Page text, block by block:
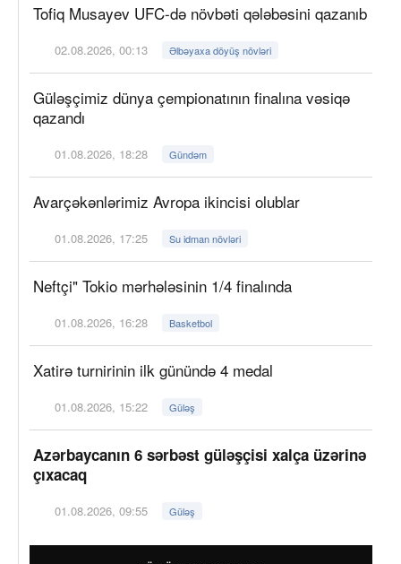
Tofiq Musayev UFC-də növbəti qələbəsini qazanıb
02.08.2026, 00:13 Əlbəyaxa döyüş növləri
Güləşçimiz dünya çempionatının finalına vəsiqə
qazandı
01.08.2026, 18:28 Gündəm
Avarçəkənlərimiz Avropa ikincisi olublar
01.08.2026, 17:25 Su idman növləri
Neftçi" Tokio mərhələsinin 1/4 finalında
01.08.2026, 16:28 Basketbol
Xatirə turnirinin ilk günündə 4 medal
01.08.2026, 15:22 Güləş
Azərbaycanın 6 sərbəst güləşçisi xalça üzərinə
çıxacaq
01.08.2026, 09:55 Güləş